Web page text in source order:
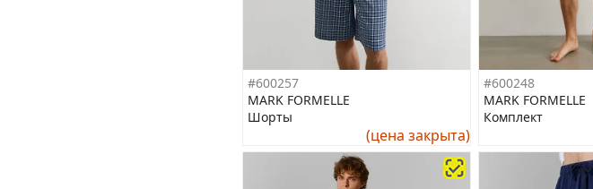
#600257
MARK FORMELLE
Шорты
(цена закрыта)
#600248
MARK FORMELLE
Комплект